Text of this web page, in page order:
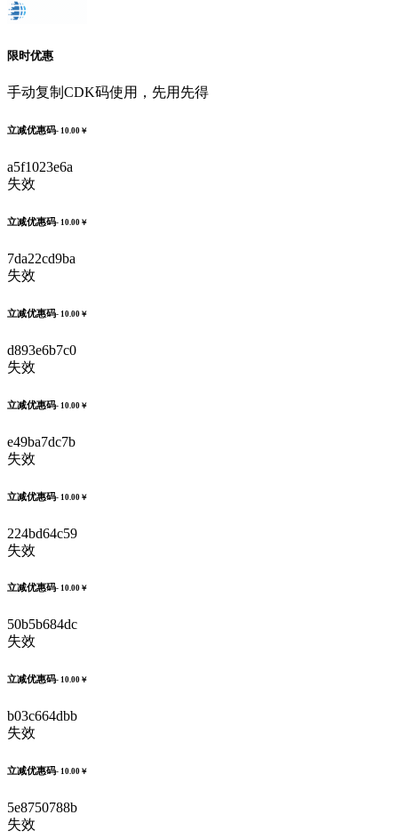
限时优惠
手动复制CDK码使用，先用先得
立减优惠码- 10.00￥
a5f1023e6a
失效
立减优惠码- 10.00￥
7da22cd9ba
失效
立减优惠码- 10.00￥
d893e6b7c0
失效
立减优惠码- 10.00￥
e49ba7dc7b
失效
立减优惠码- 10.00￥
224bd64c59
失效
立减优惠码- 10.00￥
50b5b684dc
失效
立减优惠码- 10.00￥
b03c664dbb
失效
立减优惠码- 10.00￥
5e8750788b
失效